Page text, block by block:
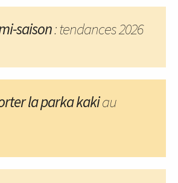
saison: tendances 2026
la parka kakiau